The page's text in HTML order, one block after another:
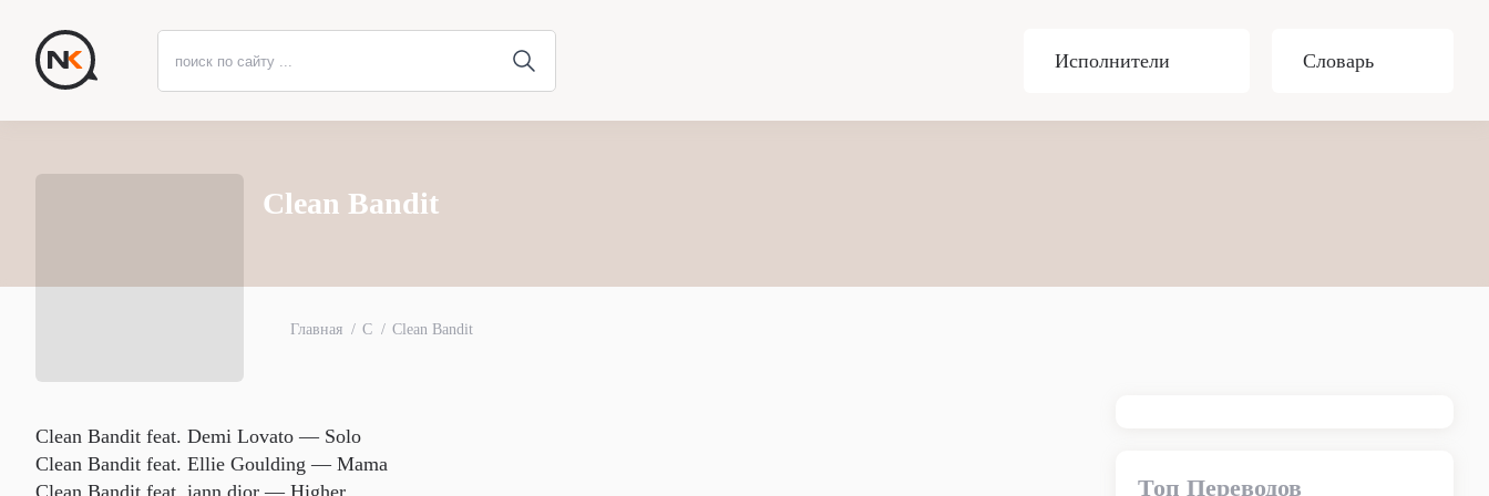
Исполнители Словарь
Clean Bandit
Главная C Clean Bandit
Clean Bandit feat. Demi Lovato — Solo
Clean Bandit feat. Ellie Goulding — Mama
Clean Bandit feat. iann dior — Higher
Топ Переводов